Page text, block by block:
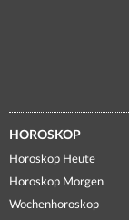
HOROSKOP
Horoskop Heute
Horoskop Morgen
Wochenhoroskop